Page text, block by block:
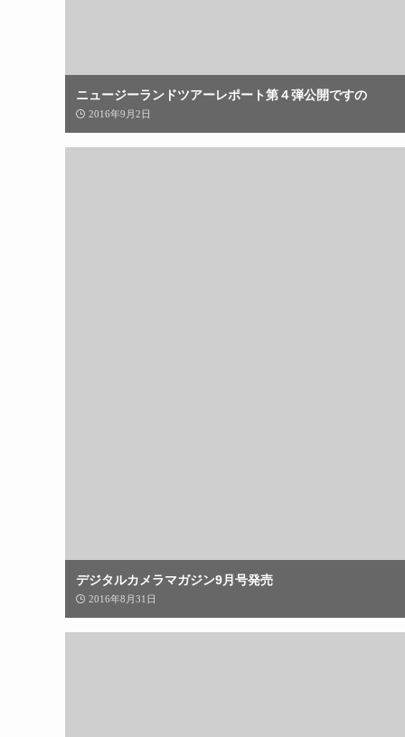
ニュージーランドツアーレポート第４弾公開ですの
2016年9月2日
デジタルカメラマガジン9月号発売
2016年8月31日